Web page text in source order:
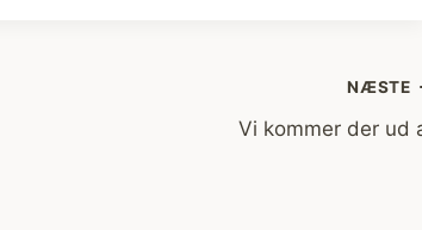
NÆSTE
Vi kommer der ud